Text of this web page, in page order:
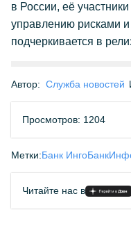
в России, её
управлению рисками и
подчеркивается в
Автор: Служба новостей
Просмотров: 1204
Метки:Банк Инго
Читайте нас в